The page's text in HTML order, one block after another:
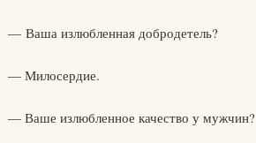
— Ваша излюбленная добродетель?
— Милосердие.
— Ваше излюбленное качество у мужчин?